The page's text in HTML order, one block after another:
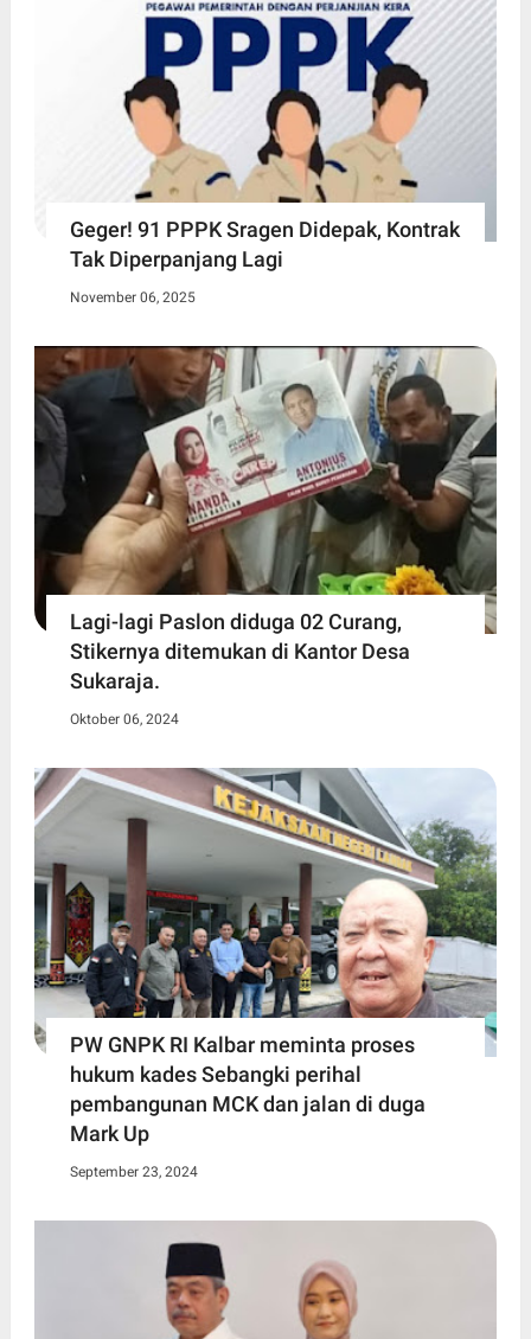
Geger! 91 PPPK Sragen Didepak, Kontrak
Tak Diperpanjang Lagi
November 06, 2025
Lagi-lagi Paslon diduga 02 Curang,
Stikernya ditemukan di Kantor Desa
Sukaraja.
Oktober 06, 2024
PW GNPK RI Kalbar meminta proses
hukum kades Sebangki perihal
pembangunan MCK dan jalan di duga
Mark Up
September 23, 2024